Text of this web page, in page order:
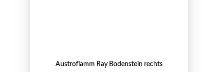
Austroflamm Ray Bodenstein rechts